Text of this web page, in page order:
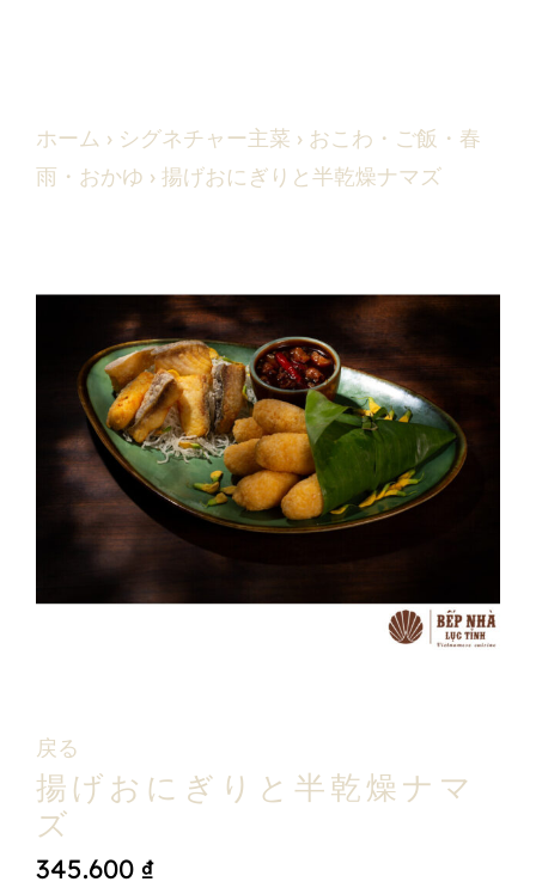
ホーム › シグネチャー主菜 › おこわ・ご飯・春
雨・おかゆ › 揚げおにぎりと半乾燥ナマズ
戻る
揚げおにぎりと半乾燥ナマ
ズ
345.600 ₫